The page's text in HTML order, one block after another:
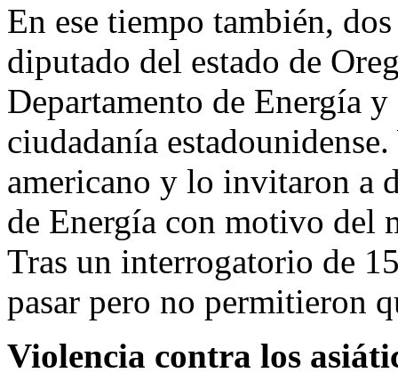
En ese tiempo también,
diputado del estado de
Departamento de Energía
ciudadanía
americano y lo invitaron a
de Energía con motivo del
Tras un interrogatorio de
pasar pero no permitieron
Violencia contra los